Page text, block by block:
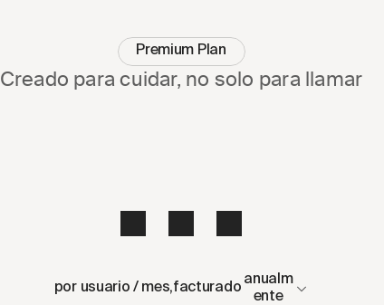
Premium Plan
Creado para cuidar, no solo para llamar
…
por usuario / mes,facturado
anualm
ente